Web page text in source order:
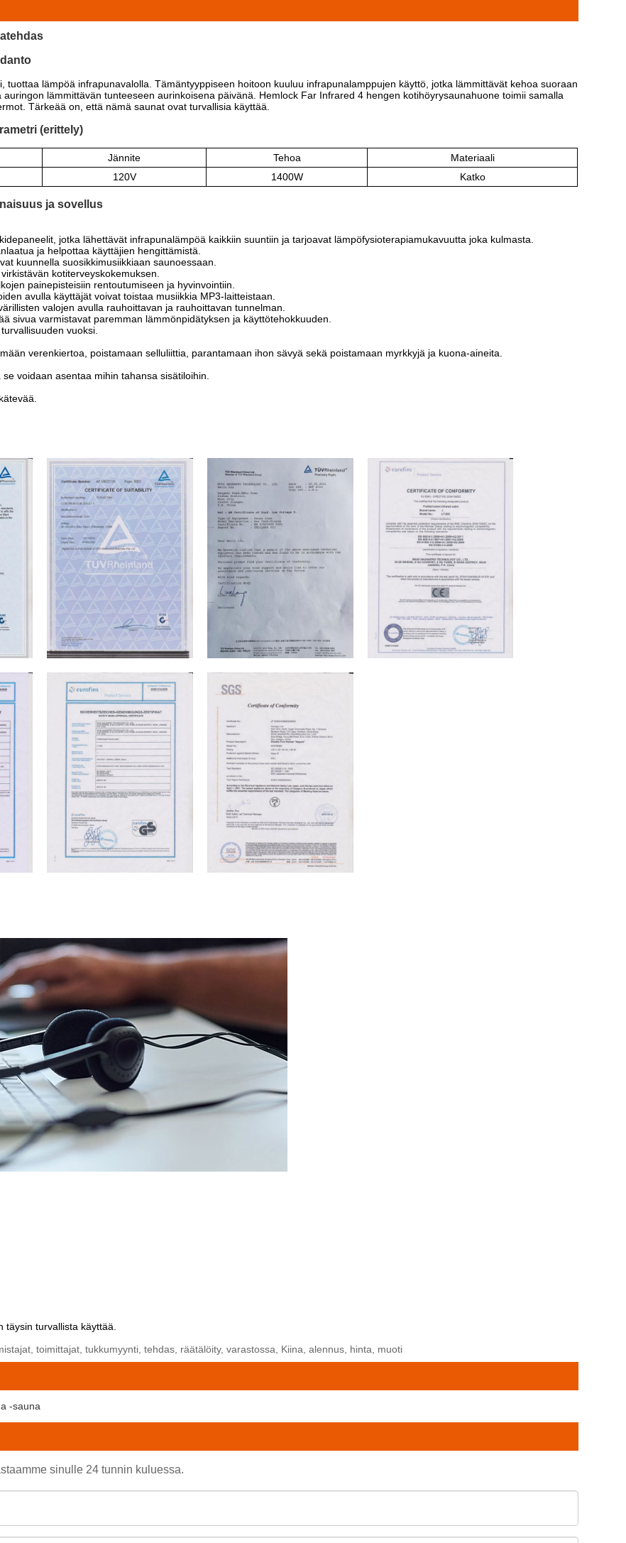
lämpöä infrapunavalolla. Tämäntyyppiseen hoitoon kuuluu infrapunalamppujen käyttö, jotka lämmittävät kehoa suoraan
lämmittävän tunteeseen aurinkoisena päivänä. Hemlock Far Infrared 4 hengen kotihöyrysaunahuone toimii samalla
Tärkeää on, että nämä saunat ovat turvallisia käyttää.
(erittely)
Jännite Tehoa
Materiaali
120V 1400W Katko
ja sovellus
jotka lähettävät infrapunalämpöä kaikkiin suuntiin ja tarjoavat lämpöfysioterapiamukavuutta joka kulmasta.
ja helpottaa käyttäjien hengittämistä.
kuunnella suosikkimusiikkiaan saunoessaan.
kotiterveyskokemuksen.
painepisteisiin rentoutumiseen ja hyvinvointiin.
avulla käyttäjät voivat toistaa musiikkia MP3-laitteistaan.
valojen avulla rauhoittavan ja rauhoittavan tunnelman.
sivua varmistavat paremman lämmönpidätyksen ja käyttötehokkuuden.
vuoksi.
verenkiertoa, poistamaan selluliittia, parantamaan ihon sävyä sekä poistamaan myrkkyjä ja kuona-aineita.
voidaan asentaa mihin tahansa sisätiloihin.
turvallista käyttää.
toimittajat, tukkumyynti, tehdas, räätälöity, varastossa, Kiina, alennus, hinta, muoti
-sauna
sinulle 24 tunnin kuluessa.